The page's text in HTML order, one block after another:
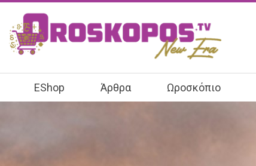
EShop Άρθρα Ωροσκόπιο